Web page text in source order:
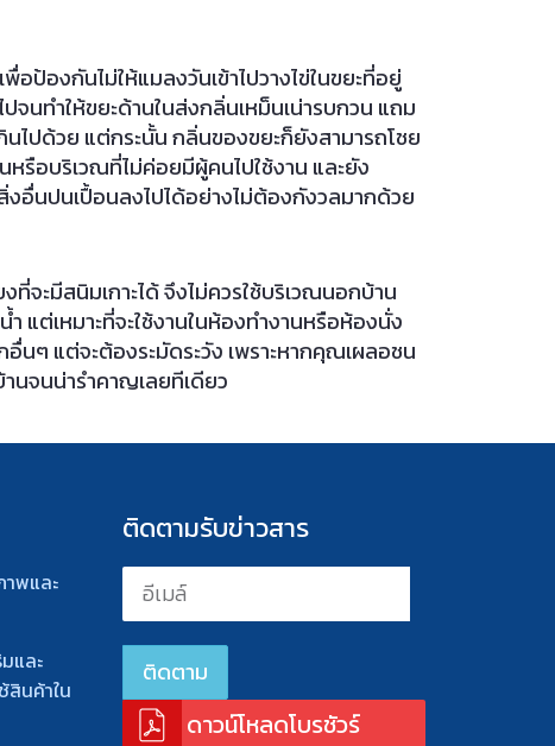
ป้องกันไม่ให้แมลงวันเข้าไปวางไข่ในขยะที่อยู่
จนทำให้ขยะด้านในส่งกลิ่นเหม็นเน่ารบกวน แถม
ไปด้วย แต่กระนั้น กลิ่นของขยะก็ยังสามารถโชย
หรือบริเวณที่ไม่ค่อยมีผู้คนไปใช้งาน และยัง
อื่นปนเปื้อนลงไปได้อย่างไม่ต้องกังวลมากด้วย
ที่จะมีสนิมเกาะได้ จึงไม่ควรใช้บริเวณนอกบ้าน
แต่เหมาะที่จะใช้งานในห้องทำงานหรือห้องนั่ง
นๆ แต่จะต้องระมัดระวัง เพราะหากคุณเผลอชน
นจนน่ารำคาญเลยทีเดียว
พและ
และ
สินค้าใน
ติดตามรับข่าวสาร
ดาวน์โหลดโบรชัวร์